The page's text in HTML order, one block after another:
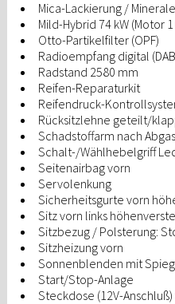
Mica-Lackierung /
Mild-Hybrid 74 kW (Motor 1
Otto-Partikelfilter (OPF)
Radioempfang digital
Radstand 2580 mm
Reifen-Reparaturkit
Reifendruck-
Rücksitzlehne geteilt/
Schadstoffarm nach
Schalt-/Wählhebelgriff
Seitenairbag vorn
Servolenkung
Sicherheitsgurte vorn
Sitz vorn links
Sitzbezug / Polsterung:
Sitzheizung vorn
Sonnenblenden mit
Start/Stop-Anlage
Steckdose (12V-